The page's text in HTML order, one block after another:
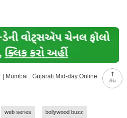
ટોચ
Mumbai | Gujarati Mid-day Online
web series bollywood buzz